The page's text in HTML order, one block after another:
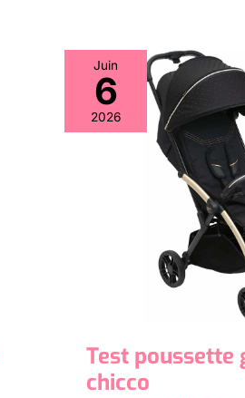
Juin
6
2026
Test poussette
chicco